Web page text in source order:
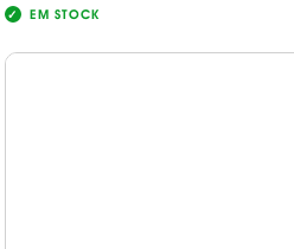
EM STOCK